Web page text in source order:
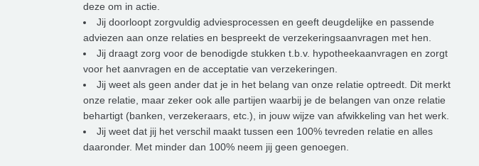
deze om in actie.
Jij doorloopt zorgvuldig adviesprocessen en geeft deugdelijke en passende
adviezen aan onze relaties en bespreekt de verzekeringsaanvragen met hen.
Jij draagt zorg voor de benodigde stukken t.b.v. hypotheekaanvragen en zorgt
voor het aanvragen en de acceptatie van verzekeringen.
Jij weet als geen ander dat je in het belang van onze relatie optreedt. Dit merkt
onze relatie, maar zeker ook alle partijen waarbij je de belangen van onze relatie
behartigt (banken, verzekeraars, etc.), in jouw wijze van afwikkeling van het werk.
Jij weet dat jij het verschil maakt tussen een 100% tevreden relatie en alles
daaronder. Met minder dan 100% neem jij geen genoegen.